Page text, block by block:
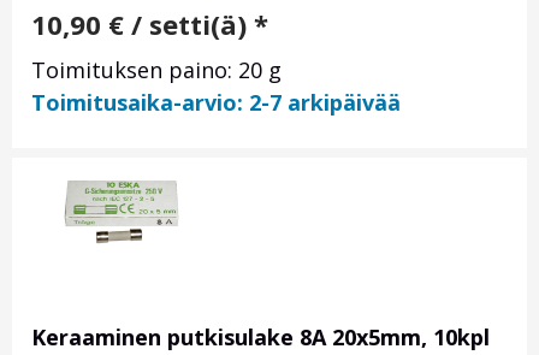
10,90 € / setti(ä) *
Toimituksen paino: 20 g
Toimitusaika-arvio: 2-7 arkipäivää
Keraaminen putkisulake 8A 20x5mm, 10kpl